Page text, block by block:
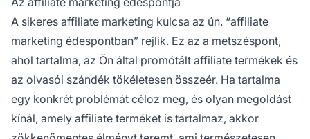
A sikeres affiliate marketing kulcsa az ún. “affiliate
marketing édespontban” rejlik. Ez az a metszéspont,
ahol tartalma, az Ön által promótált affiliate termékek és
az olvasói szándék tökéletesen összeér. Ha tartalma
egy konkrét problémát céloz meg, és olyan megoldást
kínál, amely affiliate terméket is tartalmaz, akkor